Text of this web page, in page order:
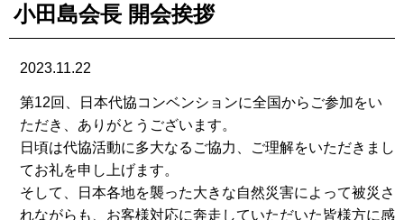
小田島会長 開会挨拶
2023.11.22
第12回、日本代協コンベンションに全国からご参加をい
ただき、ありがとうございます。
日頃は代協活動に多大なるご協力、ご理解をいただきまし
てお礼を申し上げます。
そして、日本各地を襲った大きな自然災害によって被災さ
れながらも、お客様対応に奔走していただいた皆様方に感